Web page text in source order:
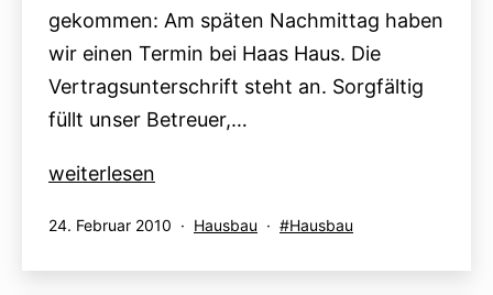
gekommen: Am späten Nachmittag haben
wir einen Termin bei Haas Haus. Die
Vertragsunterschrift steht an. Sorgfältig
füllt unser Betreuer,…
24.02.2010
weiterlesen
Veröffentlicht
24. Februar 2010
Kategorisiert
Hausbau
Verschlagwortet
Hausbau